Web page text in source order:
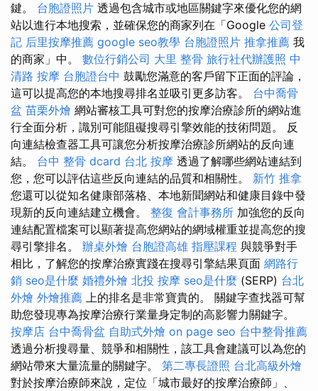
鍵。 台胞證照片 透過包含城市或地區關鍵字來優化您的網
站以進行本地搜索，並確保您的商家列在「Google 公司登
記 后里按摩推薦 google seo教學 台胞證照片 推拿推薦 我
的商家」中。 數位行銷公司 大里 整骨 旅行社代辦護照 中
清路 按摩 台胞證台中 鼓勵您滿意的客戶留下正面的評論，
這可以提高您的本地搜尋排名並吸引更多訪客。 台中喬骨
盆 苗栗外燴 網站審核工具可對您的按摩治療診所的網站進
行全面分析，識別可能阻礙搜尋引擎效能的技術問題。 反
向連結檢查器工具可讓您分析按摩治療診所網站的反向連
結。 台中 整骨 dcard 台北 按摩 透過了解哪些網站連結到
您，您可以評估這些反向連結的品質和相關性。 新竹 推拿
您還可以從知名健康部落格、本地新聞網站和健康目錄中發
現新的反向連結建立機會。 整復 會計事務所 加強您的反向
連結配置檔案可以顯著提高您網站的網域權重並提高您的搜
尋引擎排名。 辦桌外燴 台胞證高雄 指壓課程 與競爭對手
相比，了解您的按摩治療實踐在搜尋引擎結果頁面 網路行
銷 seo是什麼 婚禮外燴 北投 按摩 seo是什麼 (SERP) 台北
外燴 外燴推薦 上的排名是非常寶貴的。 關鍵字查找器可幫
助您發現專為按摩治療行業量身定制的高影響力關鍵字。
按摩店 台中喬骨盆 自助式外燴 on page seo 台中整骨推薦
透過分析搜尋量、競爭和相關性，該工具會建議可以為您的
網站帶來大量流量的關鍵字。 第二專長證照 台北高級外燴
對於按摩治療師來說，定位「城市最好的按摩治療師」、